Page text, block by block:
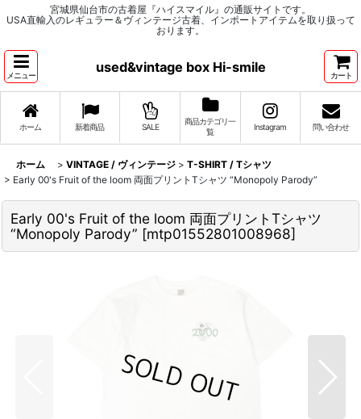
宮城県仙台市の古着屋『ハイスマイル』の通販サイトです。
USA直輸入のレギュラー＆ヴィンテージ古着、インポートアイテムを取り扱って
おります。
メニュー
used&vintage box Hi-smile
カート
ホーム 新着商品 SALE
商品カテゴリ一
覧
Instagram 問い合わせ
ホーム > VINTAGE / ヴィンテージ > T-SHIRT / Tシャツ
> Early 00's Fruit of the loom 両面プリントTシャツ “Monopoly Parody”
Early 00's Fruit of the loom 両面プリントTシャツ
“Monopoly Parody” [mtp01552801008968]